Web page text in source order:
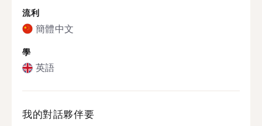
流利
簡體中文
學
英語
我的對話夥伴要